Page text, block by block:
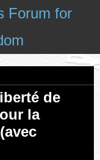
Forum for
de
la